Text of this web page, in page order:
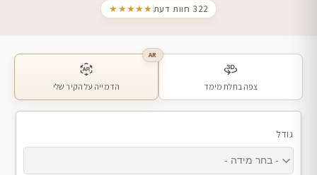
★★★★★
322 חוות דעת
צפה בתלת מימד
AR
הדמייה על הקיר שלי
גודל